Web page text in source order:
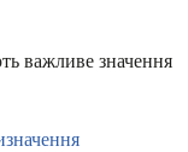
важливе значення